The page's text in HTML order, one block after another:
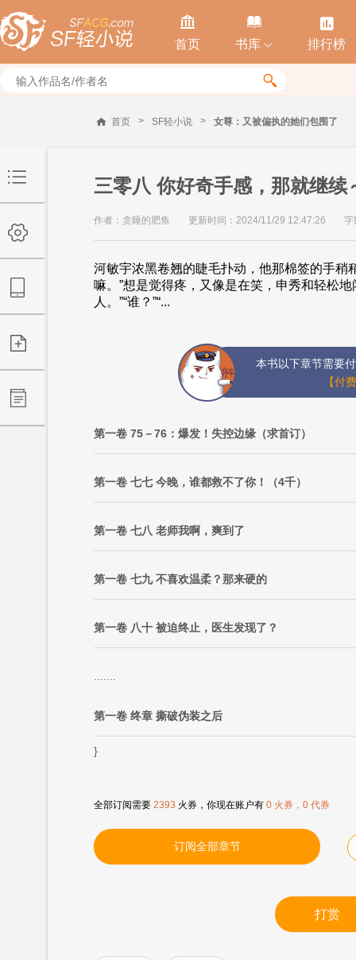

首页

书库 

排行榜

首页 > SF轻小说 > 女尊：又被偏执的她们包围了
三零八 你好奇手感，那就继续
作者：贪睡的肥鱼 更新时间：2024/11/29 12:47:26 字
河敏宇浓黑卷翘的睫毛扑动，他那棉签的手稍
嘛。”想是觉得疼，又像是在笑，申秀和轻松
人。”“谁？”“...
本书以下章节需要
【付
第一卷 75－76：爆发！失控边缘（求首订）
第一卷 七七 今晚，谁都救不了你！（4千）
第一卷 七八 老师我啊，爽到了
第一卷 七九 不喜欢温柔？那来硬的
第一卷 八十 被迫终止，医生发现了？
第一卷 终章 撕破伪装之后
}
全部订阅需要 2393 火券，你现在账户有 0 火券，0 代券
订阅全部章节
打赏